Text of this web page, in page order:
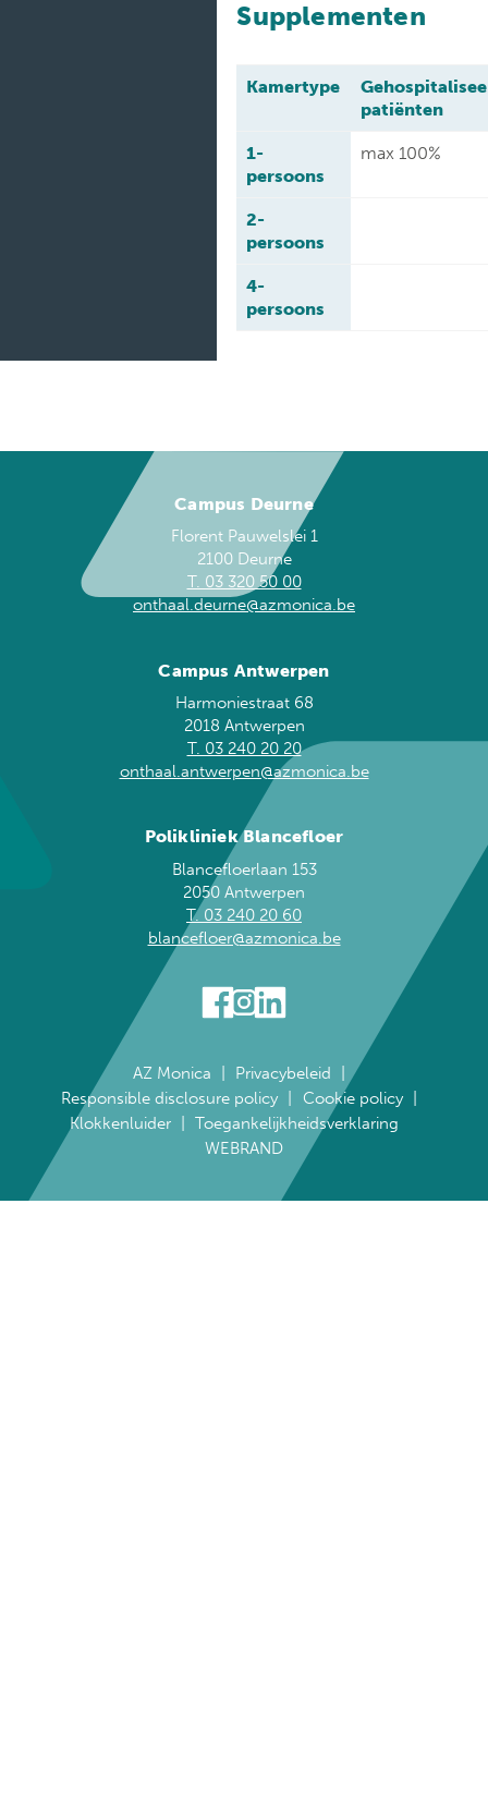
Supplementen
Kamertype
patiënten
1-
persoons
max 100%
2-
persoons
4-
persoons
Campus Deurne
Florent Pauwelslei 1
2100 Deurne
T. 03 320 50 00
onthaal.deurne@azmonica.be
Campus Antwerpen
Harmoniestraat 68
2018 Antwerpen
T. 03 240 20 20
onthaal.antwerpen@azmonica.be
Polikliniek Blancefloer
Blancefloerlaan 153
2050 Antwerpen
T. 03 240 20 60
blancefloer@azmonica.be
AZ Monica
Privacybeleid
Responsible disclosure policy
Cookie policy
Klokkenluider
Toegankelijkheidsverklaring
WEBRAND